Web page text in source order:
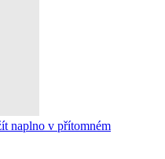
naplno v přítomném